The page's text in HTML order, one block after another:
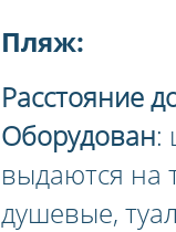
Пляж:
Расстояние
Оборудован:
выдаются на
душевые,